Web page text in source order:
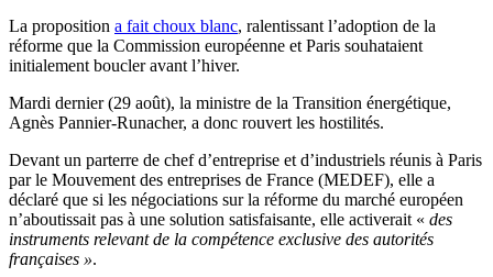
La proposition a fait choux blanc, ralentissant l’adoption de la
réforme que la Commission européenne et Paris souhataient
initialement boucler avant l’hiver.
Mardi dernier (29 août), la ministre de la Transition énergétique,
Agnès Pannier-Runacher, a donc rouvert les hostilités.
Devant un parterre de chef d’entreprise et d’industriels réunis à Paris
par le Mouvement des entreprises de France (MEDEF), elle a
déclaré que si les négociations sur la réforme du marché européen
n’aboutissait pas à une solution satisfaisante, elle activerait « des
instruments relevant de la compétence exclusive des autorités
françaises ».